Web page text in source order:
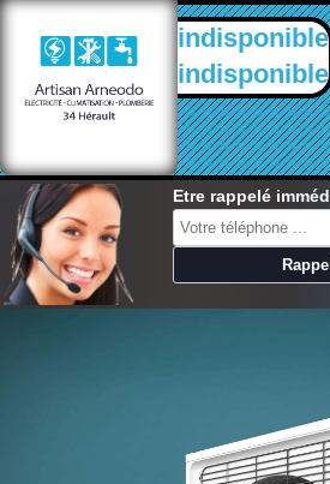
indisponible
indisponible
Etre rappelé